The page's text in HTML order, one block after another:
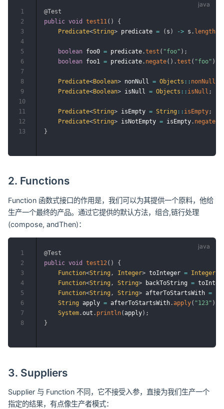
@Test
public void test11 ( )
{
Predicate<String> predicate = ( s ) -> s . length
boolean foo0 = predicate .test ( "foo" ) ;
boolean foo1 = predicate . negate( ) .test ( "foo" )
Predicate<Boolean> nonNull = Objects :: nonNull
Predicate<Boolean> isNull = Objects :: isNull ;
Predicate<String> isEmpty = String :: isEmpty ;
Predicate<String> isNotEmpty = isEmpty . negate
}
1
2
3
4
5
6
7
8
9
10
11
12
13
2. Functions
Function 函数式接口的作用是，我们可以为其提供一个原料，他给
生产一个最终的产品。通过它提供的默认方法，组合,链行处理
(compose, andThen)：
@Test
public void test12( )
{
Function<String , Integer> toInteger = Integer
Function<String , String> backToString =
Function<String , String> afterToStartsWith =
String apply = afterToStartsWith .apply( "123" )
System .out . println(apply) ;
}
1
2
3
4
5
6
7
8
3. Suppliers
Supplier 与 Function 不同，它不接受入参，直接为我们生产一个
指定的结果，有点像生产者模式：